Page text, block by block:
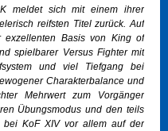
meldet sich mit einem ihrer
reifsten Titel zurück. Auf
exzellenten Basis von King of
spielbarer Versus Fighter mit
und viel Tiefgang bei
Charakterbalance und
Mehrwert zum Vorgänger
Übungsmodus und den teils
bei KoF XIV vor allem auf der